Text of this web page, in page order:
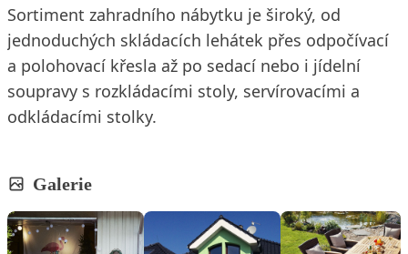
Sortiment zahradního nábytku je široký, od
jednoduchých skládacích lehátek přes odpočívací
a polohovací křesla až po sedací nebo i jídelní
soupravy s rozkládacími stoly, servírovacími a
odkládacími stolky.
Galerie